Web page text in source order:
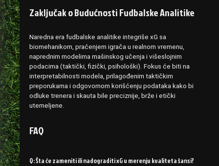
Zaključak o Budućnosti Fudbalske Analitike
Naredna era fudbalske analitike integriše xG sa
biomehanikom, praćenjem igrača u realnom vremenu,
naprednim modelima mašinskog učenja i višeslojnim
podacima (taktički, fizički, psihološki). Fokus će biti na
interpretabilnosti modela, prilagođenim taktičkim
preporukama i odgovornom korišćenju podataka kako bi
odluke trenera i skauta bile preciznije, brže i etički
utemeljene.
FAQ
Q: Šta će zameniti ili nadograditi xG u merenju kvaliteta šansi?